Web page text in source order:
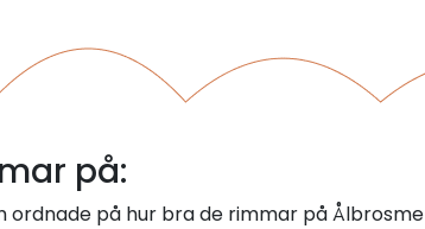
på:
ordnade på hur bra de rimmar på Ålbrosme